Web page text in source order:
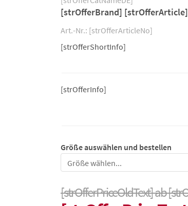
[strOfferBrand] [strOfferArticle]
Art.-Nr.: [strOfferArticleNo]
[strOfferShortInfo]
[strOfferInfo]
Größe auswählen und bestellen
Größe
[strOfferPriceOldText] ab